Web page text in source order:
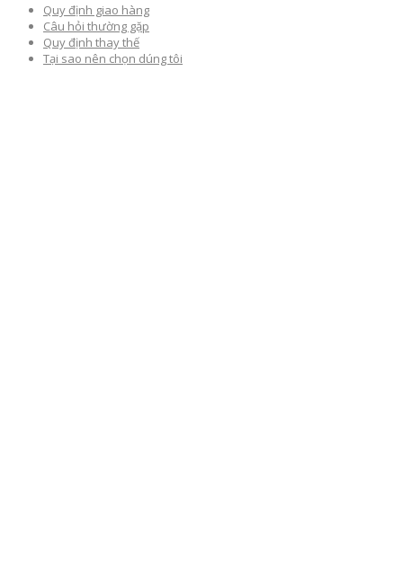
Quy định giao hàng
Câu hỏi thường gặp
Quy định thay thế
Tại sao nên chọn dúng tôi